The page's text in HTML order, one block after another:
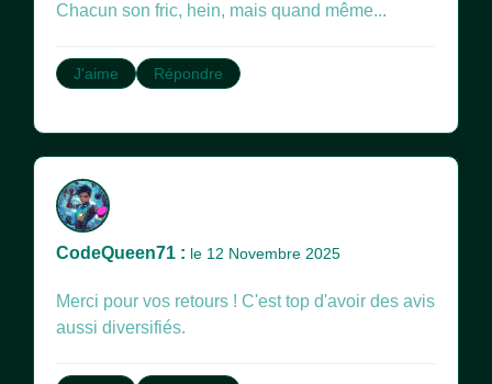
Chacun son fric, hein, mais quand même...
J'aime Répondre
CodeQueen71 : le 12 Novembre 2025
Merci pour vos retours ! C'est top d'avoir des avis
aussi diversifiés.